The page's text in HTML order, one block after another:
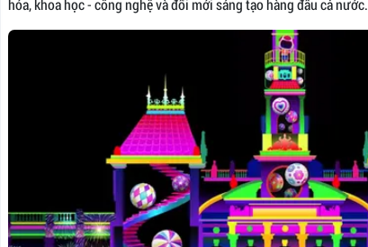
hóa, khoa học - công nghệ và đổi mới sáng tạo hàng đầu cả nước.